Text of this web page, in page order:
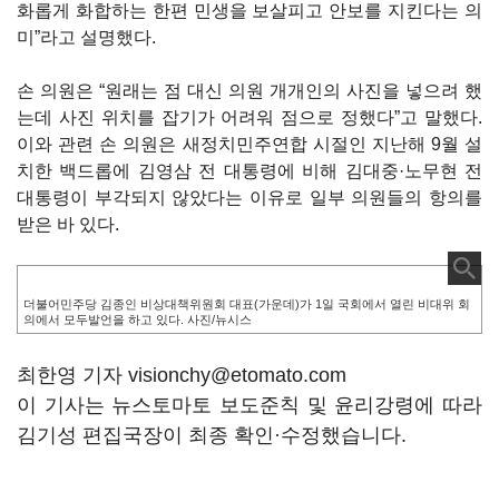
화롭게 화합하는 한편 민생을 보살피고 안보를 지킨다는 의
미”라고 설명했다.
손 의원은 “원래는 점 대신 의원 개개인의 사진을 넣으려 했
는데 사진 위치를 잡기가 어려워 점으로 정했다”고 말했다.
이와 관련 손 의원은 새정치민주연합 시절인 지난해 9월 설
치한 백드롭에 김영삼 전 대통령에 비해 김대중·노무현 전
대통령이 부각되지 않았다는 이유로 일부 의원들의 항의를
받은 바 있다.
더불어민주당 김종인 비상대책위원회 대표(가운데)가 1일 국회에서 열린 비대위 회
의에서 모두발언을 하고 있다. 사진/뉴시스
최한영 기자 visionchy@etomato.com
이 기사는 뉴스토마토 보도준칙 및 윤리강령에 따라
김기성 편집국장이 최종 확인·수정했습니다.